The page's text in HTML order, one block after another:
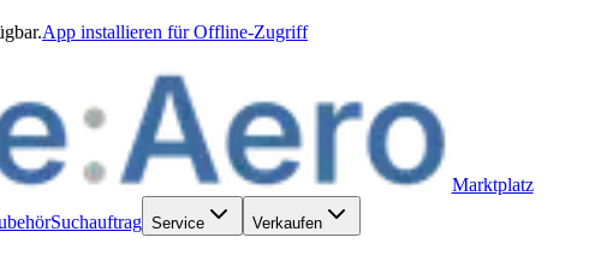
App installieren für Offline-Zugriff
Marktplatz
Suchauftrag Service Verkaufen